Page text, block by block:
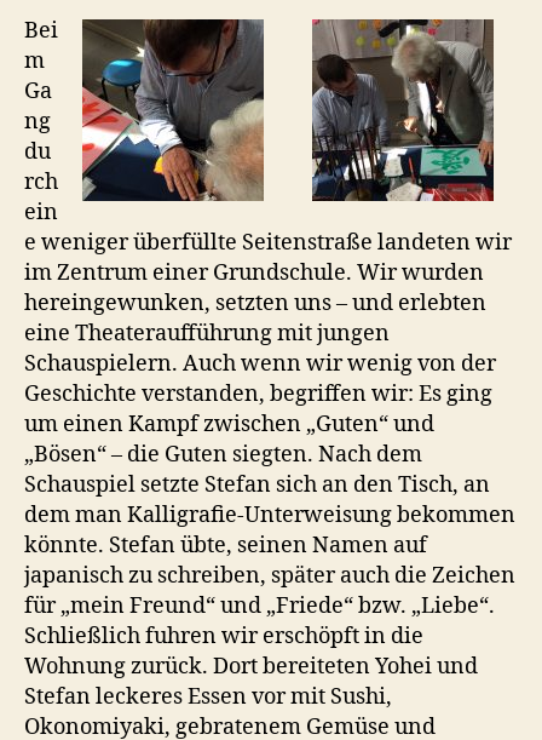
Bei
m
Ga
ng
du
rch
ein
e weniger überfüllte Seitenstraße landeten wir
im Zentrum einer Grundschule. Wir wurden
hereingewunken, setzten uns – und erlebten
eine Theateraufführung mit jungen
Schauspielern. Auch wenn wir wenig von der
Geschichte verstanden, begriffen wir: Es ging
um einen Kampf zwischen „Guten“ und
„Bösen“ – die Guten siegten. Nach dem
Schauspiel setzte Stefan sich an den Tisch, an
dem man Kalligrafie-Unterweisung bekommen
könnte. Stefan übte, seinen Namen auf
japanisch zu schreiben, später auch die Zeichen
für „mein Freund“ und „Friede“ bzw. „Liebe“.
Schließlich fuhren wir erschöpft in die
Wohnung zurück. Dort bereiteten Yohei und
Stefan leckeres Essen vor mit Sushi,
Okonomiyaki, gebratenem Gemüse und